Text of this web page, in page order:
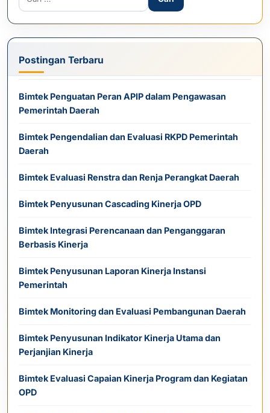
Postingan Terbaru
Bimtek Penguatan Peran APIP dalam Pengawasan
Pemerintah Daerah
Bimtek Pengendalian dan Evaluasi RKPD Pemerintah
Daerah
Bimtek Evaluasi Renstra dan Renja Perangkat Daerah
Bimtek Penyusunan Cascading Kinerja OPD
Bimtek Integrasi Perencanaan dan Penganggaran
Berbasis Kinerja
Bimtek Penyusunan Laporan Kinerja Instansi
Pemerintah
Bimtek Monitoring dan Evaluasi Pembangunan Daerah
Bimtek Penyusunan Indikator Kinerja Utama dan
Perjanjian Kinerja
Bimtek Evaluasi Capaian Kinerja Program dan Kegiatan
OPD